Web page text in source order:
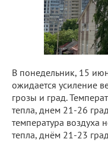
В понедельник, 15
ожидается усиление
грозы и град.
тепла, днем 21-26
температура воздуха
тепла, днём 21-23